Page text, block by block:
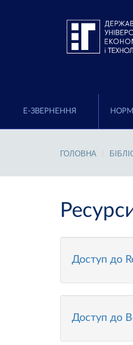
E-ЗВЕРНЕННЯ
ГОЛОВНА
Доступ до
Доступ до